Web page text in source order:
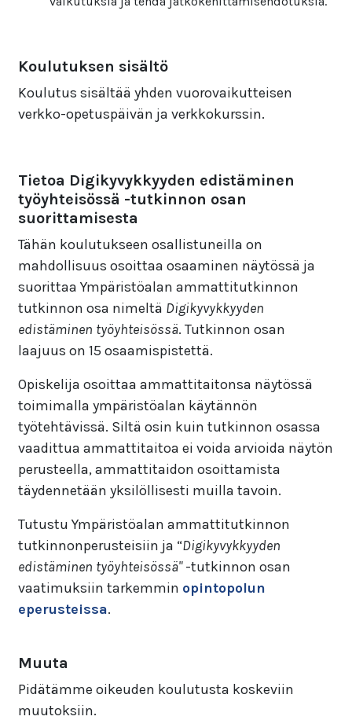
Koulutuksen sisältö
Koulutus sisältää yhden vuorovaikutteisen
verkko-opetuspäivän ja verkkokurssin.
Tietoa Digikyvykkyyden edistäminen
työyhteisössä -tutkinnon osan
suorittamisesta
Tähän koulutukseen osallistuneilla on
mahdollisuus osoittaa osaaminen näytössä ja
suorittaa Ympäristöalan ammattitutkinnon
tutkinnon osa nimeltä Digikyvykkyyden
edistäminen työyhteisössä. Tutkinnon osan
laajuus on 15 osaamispistettä.
Opiskelija osoittaa ammattitaitonsa näytössä
toimimalla ympäristöalan käytännön
työtehtävissä. Siltä osin kuin tutkinnon osassa
vaadittua ammattitaitoa ei voida arvioida näytön
perusteella, ammattitaidon osoittamista
täydennetään yksilöllisesti muilla tavoin.
Tutustu Ympäristöalan ammattitutkinnon
tutkinnonperusteisiin ja “Digikyvykkyyden
edistäminen työyhteisössä"-tutkinnon osan
vaatimuksiin tarkemmin opintopolun
eperusteissa.
Muuta
Pidätämme oikeuden koulutusta koskeviin
muutoksiin.